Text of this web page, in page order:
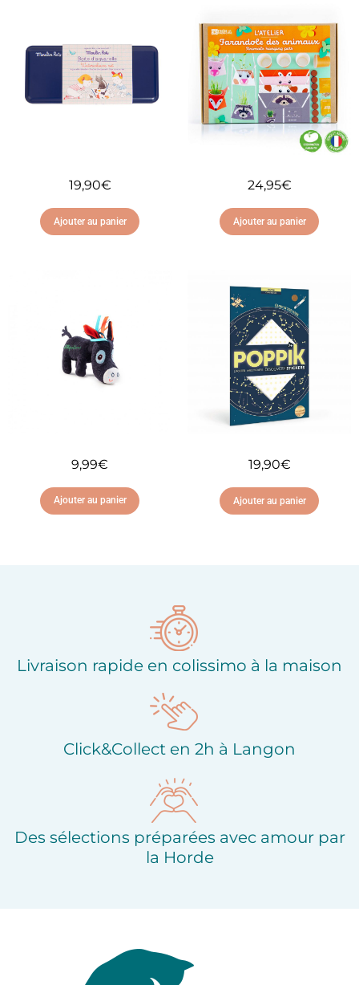
19,90€
Ajouter au panier
d'envies
24,95€
Ajouter au panier
Ajouter à ma liste
d'envies
9,99€
Ajouter au panier
19,90€
Ajouter au panier
Livraison rapide en colissimo à la maison
Click&Collect en 2h à Langon
Des sélections préparées avec amour par
la Horde